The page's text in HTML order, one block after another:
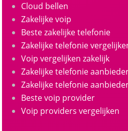
Cloud bellen
Zakelijke voip
Beste zakelijke telefonie
Zakelijke telefonie
Voip vergelijken zakelijk
Zakelijke telefonie
Zakelijke telefonie
Beste voip provider
Voip providers vergelijken